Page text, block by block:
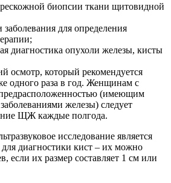
биопсии ткани щитовидной
для определения
диагностика опухоли железы, кисты
осмотр, который рекомендуется
одного раза в год. Женщинам с
(имеющим
железы) следует
ЩЖ каждые полгода.
исследование является
диагностики кист – их можно
если их размер составляет 1 см или